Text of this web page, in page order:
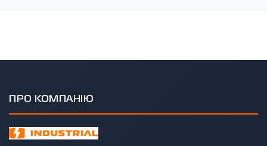
ПРО КОМПАНІЮ